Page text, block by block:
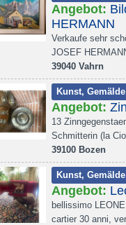
Angebot:
HERMANN
Verkaufe sehr
JOSEF
39040 Vahrn
Kunst,
Angebot:
13
Schmitterin (la
39100 Bozen
Kunst,
Angebot:
bellissimo
cartier 30 anni,